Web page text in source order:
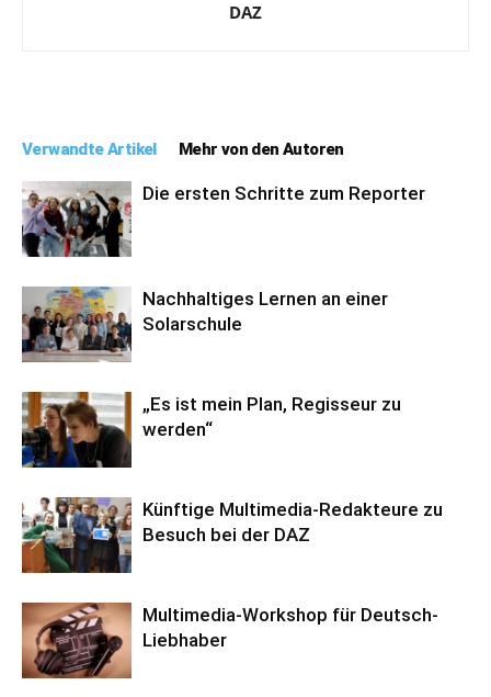
DAZ
Verwandte Artikel Mehr von den Autoren
Die ersten Schritte zum Reporter
Nachhaltiges Lernen an einer
Solarschule
„Es ist mein Plan, Regisseur zu
werden“
Künftige Multimedia-Redakteure zu
Besuch bei der DAZ
Multimedia-Workshop für Deutsch-
Liebhaber